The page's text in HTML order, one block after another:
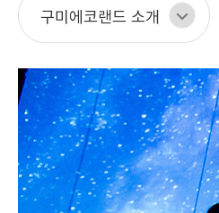
구미에코랜드 소개